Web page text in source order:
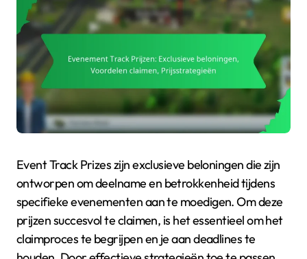
Event Track Prizes zijn exclusieve beloningen die zijn
ontworpen om deelname en betrokkenheid tijdens
specifieke evenementen aan te moedigen. Om deze
prijzen succesvol te claimen, is het essentieel om het
claimproces te begrijpen en je aan deadlines te